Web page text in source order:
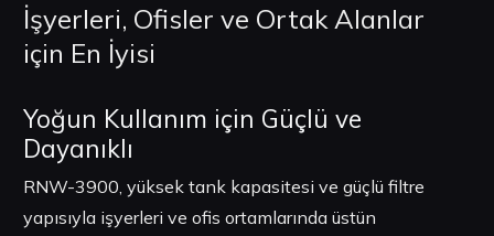
İşyerleri, Ofisler ve Ortak Alanlar
için En İyisi
Yoğun Kullanım için Güçlü ve
Dayanıklı
RNW-3900, yüksek tank kapasitesi ve güçlü filtre
yapısıyla işyerleri ve ofis ortamlarında üstün